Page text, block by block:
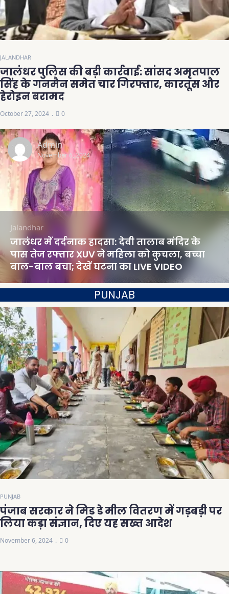
JALANDHAR
जालंधर पुलिस की बड़ी कार्रवाई: सांसद अमृतपाल
सिंह के गनमैन समेत चार गिरफ्तार, कारतूस और
हेरोइन बरामद
October 27, 2024 0
Admin
November 6, 2024
Jalandhar
जालंधर में दर्दनाक हादसा: देवी तालाब मंदिर के
पास तेज रफ्तार XUV ने महिला को कुचला, बच्चा
बाल-बाल बचा; देखें घटना का LIVE VIDEO
PUNJAB
PUNJAB
पंजाब सरकार ने मिड डे मील वितरण में गड़बड़ी पर
लिया कड़ा संज्ञान, दिए यह सख्त आदेश
November 6, 2024 0